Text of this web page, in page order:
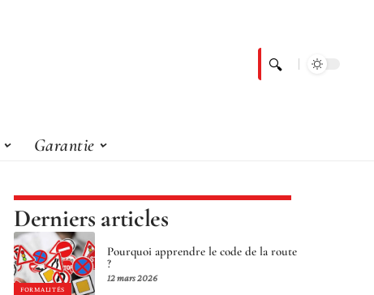
Garantie
Derniers articles
FORMALITÉS
Pourquoi apprendre le code de la route
?
12 mars 2026